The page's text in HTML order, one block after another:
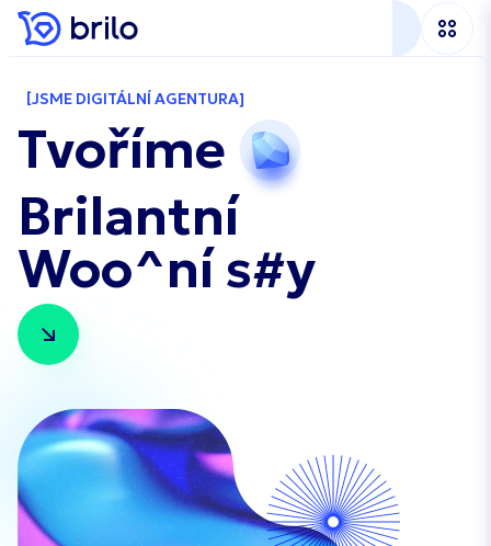
JSME DIGITÁLNÍ AGENTURA
Tvoříme
Brilantní
Woo^ní s#y